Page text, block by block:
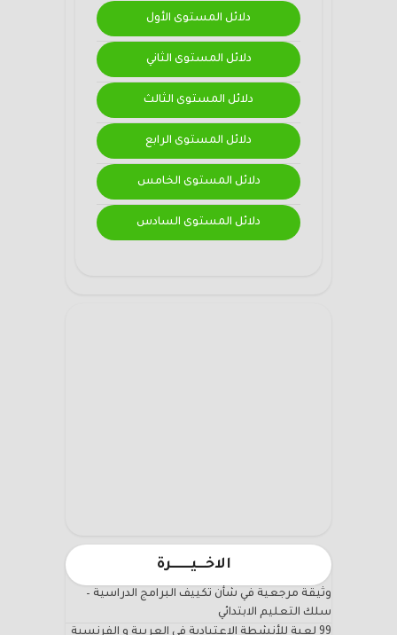
دلائل المستوى الأول
دلائل المستوى الثاني
دلائل المستوى الثالث
دلائل المستوى الرابع
دلائل المستوى الخامس
دلائل المستوى السادس
الاخـــيـــــــرة
وثيقة مرجعية في شأن تكييف البرامج الدراسية –
سلك التعليم الابتدائي
99 لعبة للأنشطة الاعتيادية في العربية و الفرنسية